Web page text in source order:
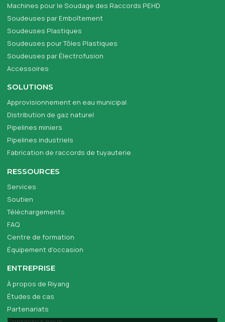
Machines pour le Soudage des Raccords PEHD
Soudeuses par Emboîtement
Soudeuses Plastiques
Soudeuses pour Tôles Plastiques
Soudeuses par Électrofusion
Accessoires
SOLUTIONS
Approvisionnement en eau municipal
Distribution de gaz naturel
Pipelines miniers
Pipelines industriels
Fabrication de raccords de tuyauterie
RESSOURCES
Services
Soutien
Téléchargements
FAQ
Centre de formation
Équipement d'occasion
ENTREPRISE
À propos de Riyang
Études de cas
Partenariats